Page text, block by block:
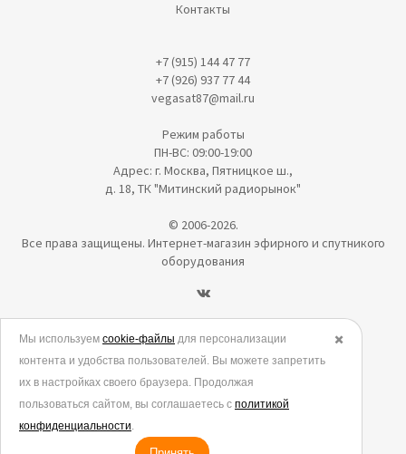
Контакты
+7 (915) 144 47 77
+7 (926) 937 77 44
vegasat87@mail.ru
Режим работы
ПН-ВС: 09:00-19:00
Адрес: г. Москва, Пятницкое ш.,
д. 18, ТК "Митинский радиорынок"
© 2006-2026.
Все права защищены. Интернет-магазин эфирного и спутникого
оборудования
Политика в отношении обработки персональных данных
Согласие на обработку персональных данных
Согласие на обработку данных метрическими программами
Политика использования cookies
✖️
Мы используем cookie-файлы для персонализации
контента и удобства пользователей. Вы можете запретить
их в настройках своего браузера. Продолжая
пользоваться сайтом, вы соглашаетесь с политикой
конфиденциальности.